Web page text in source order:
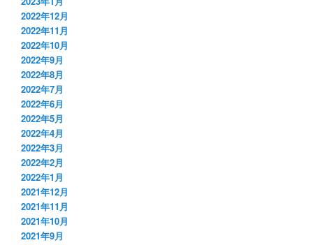
2022年12月
2022年11月
2022年10月
2022年9月
2022年8月
2022年7月
2022年6月
2022年5月
2022年4月
2022年3月
2022年2月
2022年1月
2021年12月
2021年11月
2021年10月
2021年9月